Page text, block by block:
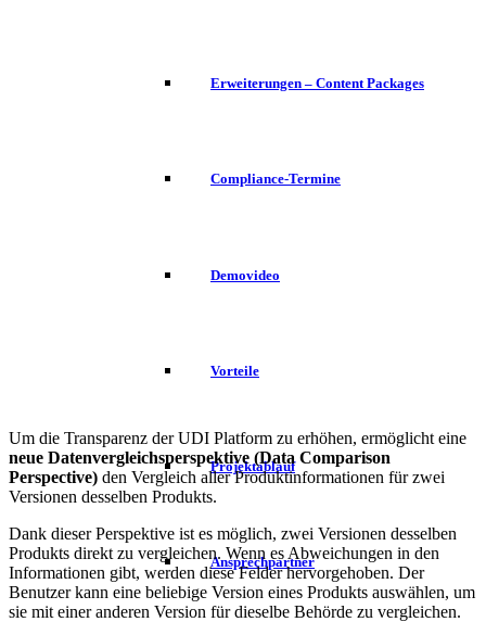
Erweiterungen – Content Packages
Compliance-Termine
Demovideo
Vorteile
Projektablauf
Ansprechpartner
Um die Transparenz der UDI Platform zu erhöhen, ermöglicht eine
neue Datenvergleichsperspektive (Data Comparison
Perspective) den Vergleich aller Produktinformationen für zwei
Versionen desselben Produkts.
Dank dieser Perspektive ist es möglich, zwei Versionen desselben
Produkts direkt zu vergleichen. Wenn es Abweichungen in den
Informationen gibt, werden diese Felder hervorgehoben. Der
Benutzer kann eine beliebige Version eines Produkts auswählen, um
sie mit einer anderen Version für dieselbe Behörde zu vergleichen.